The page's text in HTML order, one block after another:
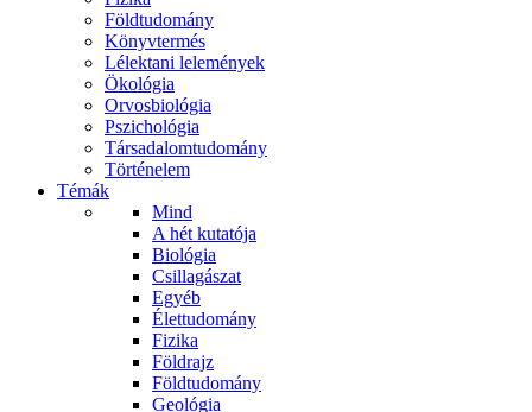
Földtudomány
Könyvtermés
Lélektani lelemények
Ökológia
Orvosbiológia
Pszichológia
Társadalomtudomány
Történelem
Témák
Mind
A hét kutatója
Biológia
Csillagászat
Egyéb
Élettudomány
Fizika
Földrajz
Földtudomány
Geológia